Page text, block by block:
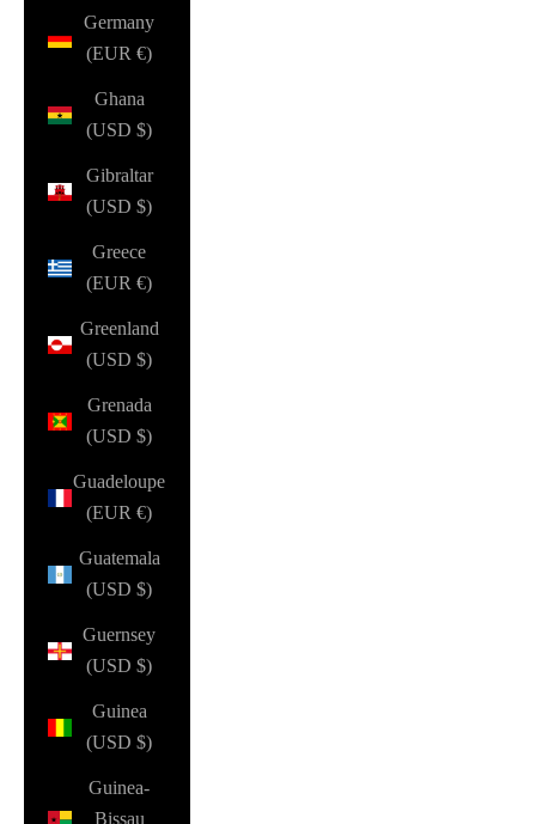
Germany
(EUR €)
Ghana
(USD $)
Gibraltar
(USD $)
Greece
(EUR €)
Greenland
(USD $)
Grenada
(USD $)
Guadeloupe
(EUR €)
Guatemala
(USD $)
Guernsey
(USD $)
Guinea
(USD $)
Guinea-
Bissau